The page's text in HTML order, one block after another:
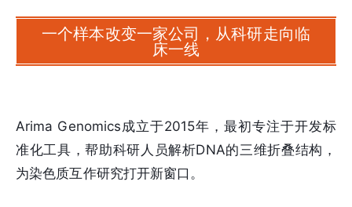
一个样本改变一家公司，从科研走向临
床一线
Arima Genomics成立于2015年，最初专注于开发标
准化工具，帮助科研人员解析DNA的三维折叠结构，
为染色质互作研究打开新窗口。